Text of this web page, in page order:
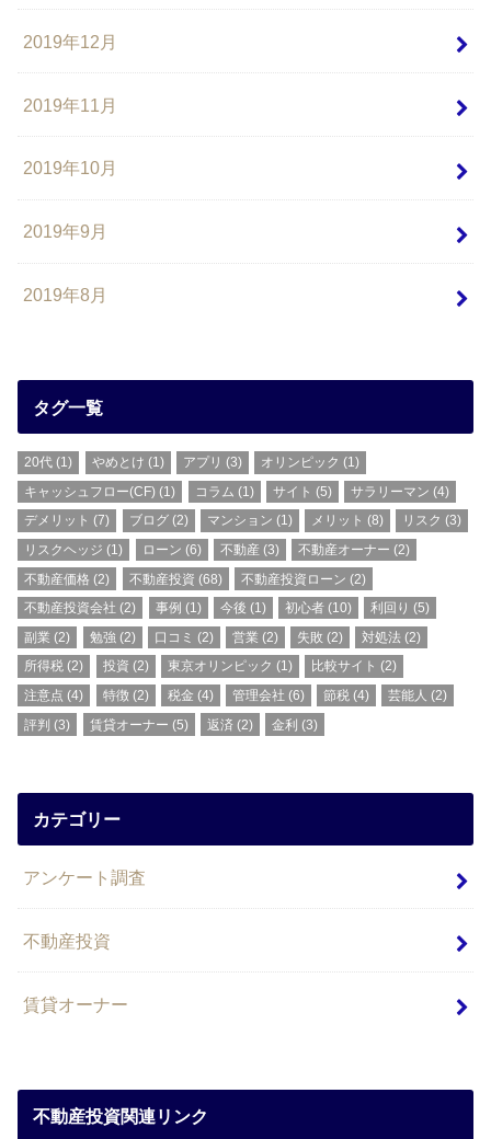
2019年12月
2019年11月
2019年10月
2019年9月
2019年8月
タグ一覧
20代 (1) やめとけ (1) アプリ (3) オリンピック (1)
キャッシュフロー(CF) (1) コラム (1) サイト (5) サラリーマン (4)
デメリット (7) ブログ(2) マンション (1) メリット (8) リスク (3)
リスクヘッジ (1) ローン (6) 不動産(3) 不動産オーナー (2)
不動産価格 (2) 不動産投資 (68) 不動産投資ローン (2)
不動産投資会社 (2) 事例 (1) 今後 (1) 初心者 (10) 利回り (5)
副業 (2) 勉強 (2) 口コミ (2) 営業 (2) 失敗 (2) 対処法 (2)
所得税 (2) 投資 (2) 東京オリンピック (1) 比較サイト (2)
注意点 (4) 特徴(2) 税金 (4) 管理会社 (6) 節税 (4) 芸能人 (2)
評判 (3) 賃貸オーナー (5) 返済 (2) 金利 (3)
カテゴリー
アンケート調査
不動産投資
賃貸オーナー
不動産投資関連リンク